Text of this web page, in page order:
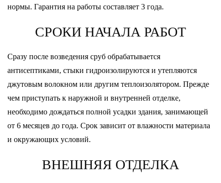
нормы. Гарантия на работы составляет 3 года.
СРОКИ НАЧАЛА РАБОТ
Сразу после возведения сруб обрабатывается
антисептиками, стыки гидроизолируются и утепляются
джутовым волокном или другим теплоизолятором. Прежде
чем приступать к наружной и внутренней отделке,
необходимо дождаться полной усадки здания, занимающей
от 6 месяцев до года. Срок зависит от влажности материала
и окружающих условий.
ВНЕШНЯЯ ОТДЕЛКА